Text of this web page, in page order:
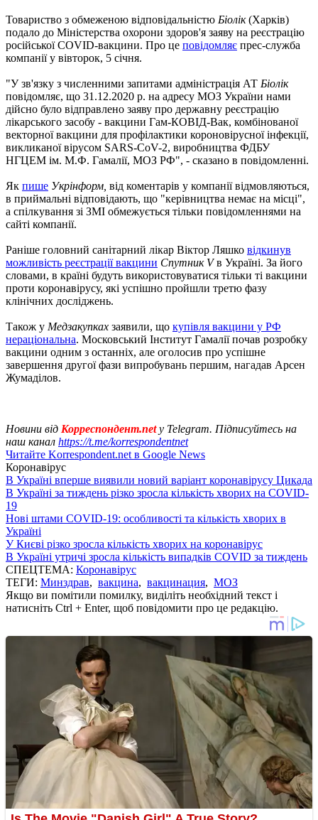
Товариство з обмеженою відповідальністю Біолік(Харків)
подало до Міністерства охорони здоров'я заяву на реєстрацію
російської COVID-вакцини. Про це повідомляє прес-служба
компанії у вівторок, 5 січня.
"У зв'язку з численними запитами адміністрація АТ Біолік
повідомляє, що 31.12.2020 р. на адресу МОЗ України нами
дійсно було відправлено заяву про державну реєстрацію
лікарського засобу - вакцини Гам-КОВІД-Вак, комбінованої
векторної вакцини для профілактики короновірусної інфекції,
викликаної вірусом SARS-CoV-2, виробництва ФДБУ
НГЦЕМ ім. М.Ф. Гамалії, МОЗ РФ", - сказано в повідомленні.
Як пише Укрінформ, від коментарів у компанії відмовляються,
в приймальні відповідають, що "керівництва немає на місці",
а спілкування зі ЗМІ обмежується тільки повідомленнями на
сайті компанії.
Раніше головний санітарний лікар Віктор Ляшко відкинув
можливість реєстрації вакцини Спутник Vв Україні. За його
словами, в країні будуть використовуватися тільки ті вакцини
проти коронавірусу, які успішно пройшли третю фазу
клінічних досліджень.
Також у Медзакупках заявили, що купівля вакцини у РФ
нераціональна. Московський Інститут Гамалії почав розробку
вакцини одним з останніх, але оголосив про успішне
завершення другої фази випробувань першим, нагадав Арсен
Жумаділов.
Новини від Корреспондент.netу Telegram. Підписуйтесь на
наш канал https://t.me/korrespondentnet
Читайте Korrespondent.net в Google News
Коронавірус
В Україні вперше виявили новий варіант коронавірусу Цикада
В Україні за тиждень різко зросла кількість хворих на COVID-
19
Нові штами COVID-19: особливості та кількість хворих в
Україні
У Києві різко зросла кількість хворих на коронавірус
В Україні утричі зросла кількість випадків COVID за тиждень
СПЕЦТЕМА: Коронавірус
ТЕГИ: Минздрав, вакцина, вакцинация, МОЗ
Якщо ви помітили помилку, виділіть необхідний текст і
натисніть Ctrl + Enter, щоб повідомити про це редакцію.